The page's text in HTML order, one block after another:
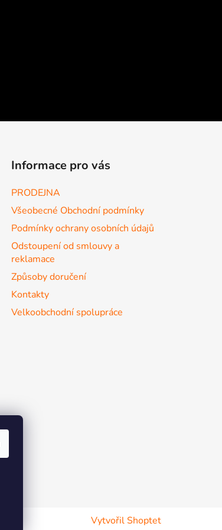
Informace pro vás
PRODEJNA
Všeobecné Obchodní podmínky
Podmínky ochrany osobních údajů
Odstoupení od smlouvy a
reklamace
Způsoby doručení
Kontakty
Velkoobchodní spolupráce
Vytvořil Shoptet